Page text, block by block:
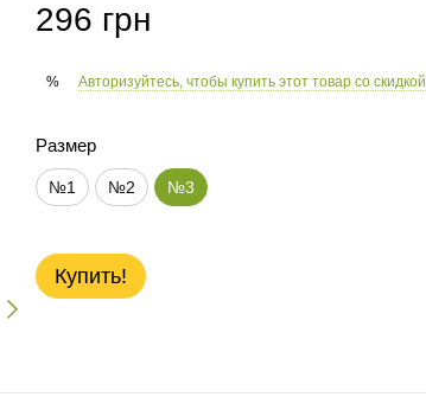
296 грн
% Авторизуйтесь, чтобы купить этот товар со скидкой
Размер
№1 №2 №3
Купить!